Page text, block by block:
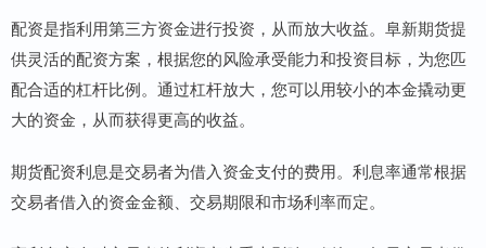
配资是指利用第三方资金进行投资，从而放大收益。阜新期货提
供灵活的配资方案，根据您的风险承受能力和投资目标，为您匹
配合适的杠杆比例。通过杠杆放大，您可以用较小的本金撬动更
大的资金，从而获得更高的收益。
期货配资利息是交易者为借入资金支付的费用。利息率通常根据
交易者借入的资金金额、交易期限和市场利率而定。